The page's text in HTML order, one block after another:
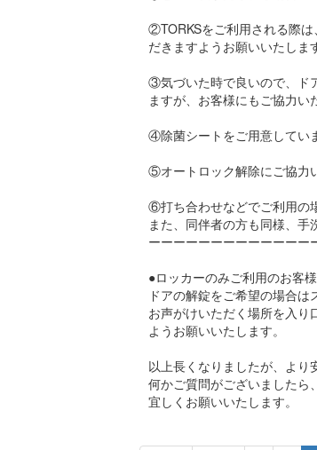
②TORKSをご利用される際
だきますようお願いいたしま
③気づいた時で良いので、ド
ますが、お客様にもご協力い
④除菌シートをご用意してい
⑤オートロック解除にご協力
⑥打ち合わせなどでご利用の
また、同伴者の方も同様、手
ーーーーーーーーーーーーー
●ロッカーのみご利用のお客
ドアの解錠をご希望の場合は
お声がけいただく場所を入
ようお願いいたします。
以上長くなりましたが、より
何かご質問がございましたら
宜しくお願いいたします。